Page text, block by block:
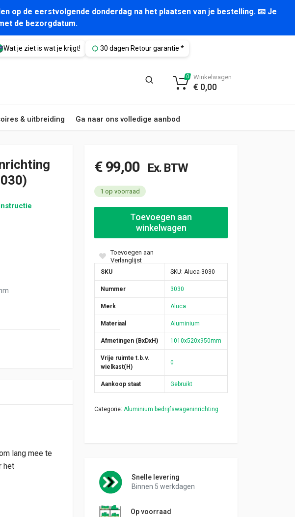
op de eerstvolgende donderdag na het plaatsen van je bestelling. 📧 Je
de bezorgdatum.
Wat je ziet is wat je krijgt! 30 dagen Retour garantie *
& uitbreiding Ga naar ons volledige aanbod
0 Winkelwagen
€ 0,00
€99,00 Ex. BTW
1 op voorraad
Aluca bedrijfswageninrichting 1010x520x950mm (3030) aantal
Toevoegen aan
winkelwagen
Toevoegen aan
Verlanglijst
SKU SKU: Aluca-3030
Nummer 3030
Merk Aluca
Materiaal Aluminium
Afmetingen (BxDxH) 1010x520x950mm
Vrije ruimte t.b.v.
wielkast(H)
0
Aankoop staat Gebruikt
Categorie: Aluminium bedrijfswageninrichting
Snelle levering
Binnen 5 werkdagen
Op voorraad
lang mee te
het